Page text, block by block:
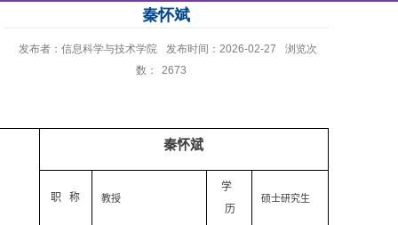
秦怀斌
发布者：信息科学与技术学院 发布时间：2026-02-27
浏览次
数：
2673
秦怀斌
职 称 教授
学
历
硕士研究生